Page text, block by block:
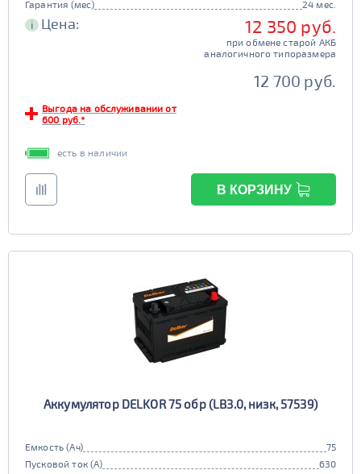
Гарантия (мес) 24 мес.
i Цена: 12 350 руб.
при обмене старой АКБ
аналогичного типоразмера
12 700 руб.
Выгода на обслуживании от
600 руб.*
есть в наличии
В КОРЗИНУ
Аккумулятор DELKOR 75 обр (LB3.0, низк, 57539)
Емкость (Ач)
75
Пусковой ток (А)
630